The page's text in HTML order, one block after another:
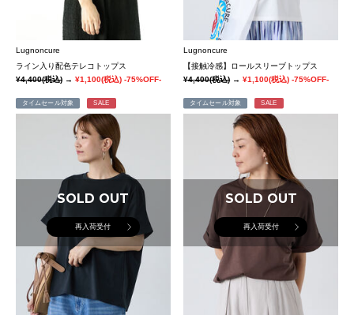
Lugnoncure
ライン入り配色テレコトップス
¥4,400(税込) → ¥1,100(税込) -75%OFF-
Lugnoncure
【接触冷感】ロールスリーブトップス
¥4,400(税込)→¥1,100(税込) -75%OFF-
タイムセール対象 SALE
SOLD OUT
再入荷受付
タイムセール対象 SALE
SOLD OUT
再入荷受付